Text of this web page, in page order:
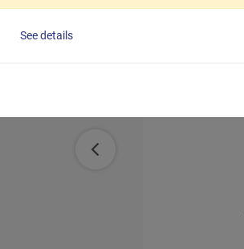
See details